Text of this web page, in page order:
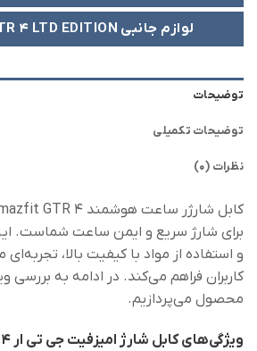
لوازم جانبی AMAZFIT GTR 4 LTD EDITION
توضیحات
توضیحات تکمیلی
نظرات (0)
برای شارژ سریع و ایمن ساعت شماست.
و استفاده از مواد با کیفیت بالا، تجربه‌ای
کاربران فراهم می‌کند. در ادامه به
محصول می‌پردازیم.
ویژگی‌های کابل شارژ امیزفیت جی تی ار 4